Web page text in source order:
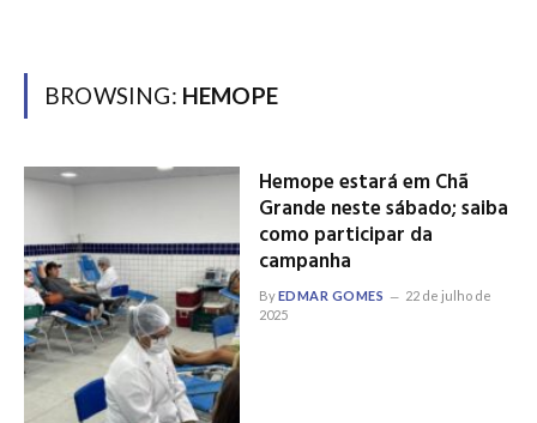
BROWSING: HEMOPE
Hemope estará em Chã
Grande neste sábado; saiba
como participar da
campanha
ByEDMAR GOMES
22 de julho de
2025